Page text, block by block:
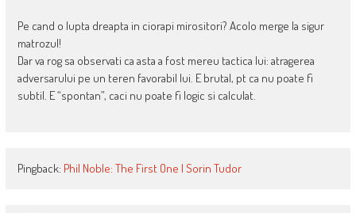
Pe cand o lupta dreapta in ciorapi mirositori? Acolo merge la sigur
matrozul!
Dar va rog sa observati ca asta a fost mereu tactica lui: atragerea
adversarului pe un teren favorabil lui. E brutal, pt ca nu poate fi
subtil. E “spontan”, caci nu poate fi logic si calculat.
Pingback: Phil Noble: The First One | Sorin Tudor